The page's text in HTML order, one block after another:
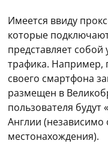
Имеется ввиду
которые
представляет
трафика. Например,
своего смартфона
размещен в
пользователя будут
Англии (независимо
местонахождения).
В PlayStation 4 и 5
выполняется по
перейти в